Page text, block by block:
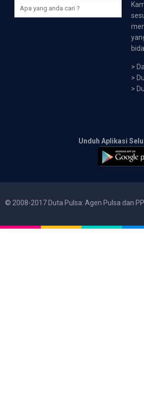
>
>
>
Unduh Aplikasi
© 2008-2017 Duta Pulsa: Agen Pulsa dan